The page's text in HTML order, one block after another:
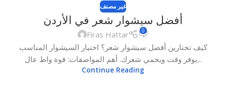
غير مصنف
أفضل سيشوار شعر في الأردن
Firas Hattar 0
كيف تختارين أفضل سيشوار شعر؟ اختيار السيشوار المناسب
يوفر وقت ويحمي شعرك. أهم المواصفات: قوة واط عال...
Continue Reading